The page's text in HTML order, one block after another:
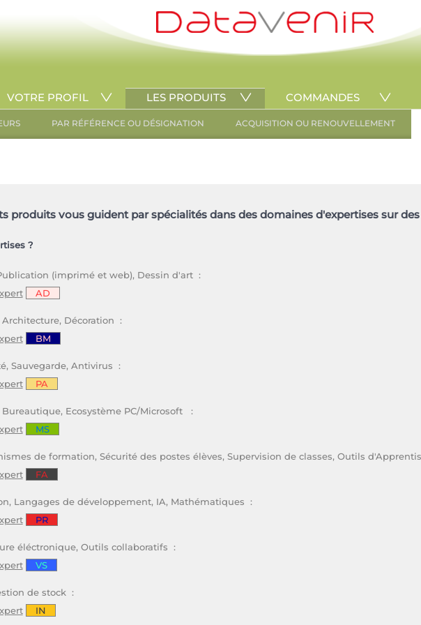
VOTRE PROFIL LES PRODUITS COMMANDES
PAR RÉFÉRENCE OU DÉSIGNATION ACQUISITION OU RENOUVELLEMENT
produits vous guident par spécialités dans des domaines d'expertises sur
?
(imprimé et web), Dessin d'art :
AD
Décoration :
BM
Sauvegarde, Antivirus :
PA
Ecosystème PC/Microsoft :
MS
de formation, Sécurité des postes élèves, Supervision de classes, Outils
FA
Langages de développement, IA, Mathématiques :
PR
éléctronique, Outils collaboratifs :
VS
de stock :
IN